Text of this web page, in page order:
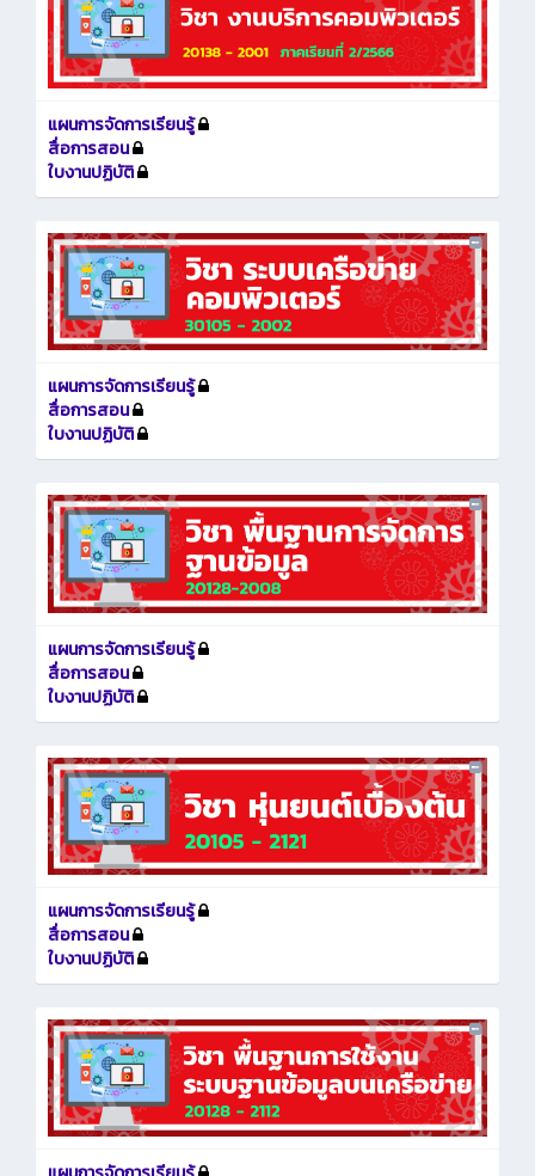
แผนการจัดการเรียนรู้
สื่อการสอน
ใบงานปฏิบัติ
แผนการจัดการเรียนรู้
สื่อการสอน
ใบงานปฏิบัติ
แผนการจัดการเรียนรู้
สื่อการสอน
ใบงานปฏิบัติ
แผนการจัดการเรียนรู้
สื่อการสอน
ใบงานปฏิบัติ